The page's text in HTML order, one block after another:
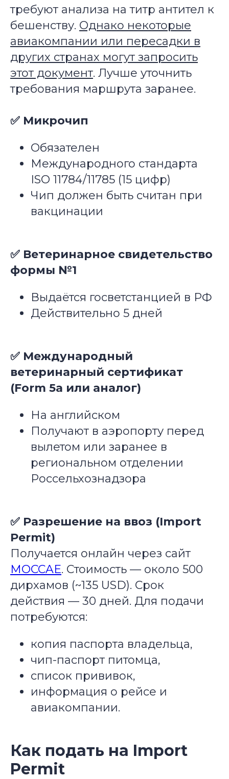
требуют анализа на титр антител к
бешенству. Однако некоторые
авиакомпании или пересадки в
других странах могут запросить
этот документ. Лучше уточнить
требования маршрута заранее.
✅ Микрочип
Обязателен
Международного стандарта
ISO 11784/11785 (15 цифр)
Чип должен быть считан при
вакцинации
✅ Ветеринарное свидетельство
формы №1
Выдаётся госветстанцией в РФ
Действительно 5 дней
✅ Международный
ветеринарный сертификат
(Form 5a или аналог)
На английском
Получают в аэропорту перед
вылетом или заранее в
региональном отделении
Россельхознадзора
✅ Разрешение на ввоз (Import
Permit)
Получается онлайн через сайт
MOCCAE. Стоимость — около 500
дирхамов (~135 USD). Срок
действия — 30 дней. Для подачи
потребуются:
копия паспорта владельца,
чип-паспорт питомца,
список прививок,
информация о рейсе и
авиакомпании.
Как подать на Import
Permit